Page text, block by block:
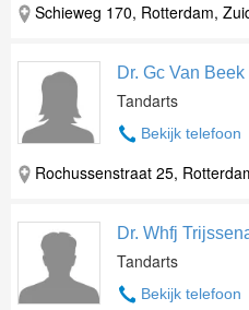
Schieweg 170, Rotterdam,
Dr. Gc Van Beek
Tandarts
Bekijk telefoon
Rochussenstraat 25,
Dr. Whfj
Tandarts
Bekijk telefoon